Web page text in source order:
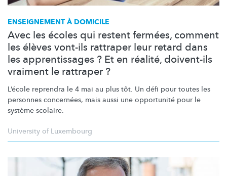
ENSEIGNEMENT À DOMICILE
Avec les écoles qui restent fermées, comment
les élèves vont-ils rattraper leur retard dans
les apprentissages ? Et en réalité, doivent-ils
vraiment le rattraper ?
L’école reprendra le 4 mai au plus tôt. Un défi pour toutes les
personnes concernées, mais aussi une opportunité pour le
système scolaire.
University of Luxembourg